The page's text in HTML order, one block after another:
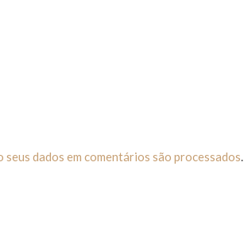
seus dados em comentários são processados.